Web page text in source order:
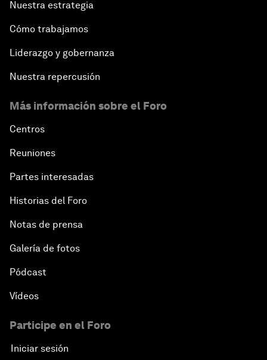
Nuestra estrategia
Cómo trabajamos
Liderazgo y gobernanza
Nuestra repercusión
Más información sobre el Foro
Centros
Reuniones
Partes interesadas
Historias del Foro
Notas de prensa
Galería de fotos
Pódcast
Vídeos
Participe en el Foro
Iniciar sesión